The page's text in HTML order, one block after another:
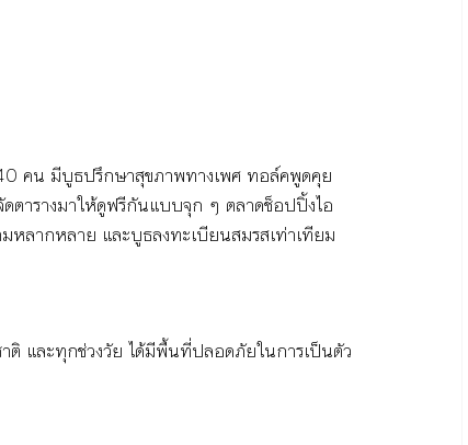
คน มีบูธปรึกษาสุขภาพทางเพศ ทอล์คพูดคุย
ตารางมาให้ดูฟรีกันแบบจุก ๆ ตลาดช็อปปิ้งไอ
หลากหลาย และบูธลงทะเบียนสมรสเท่าเทียม
และทุกช่วงวัย ได้มีพื้นที่ปลอดภัยในการเป็นตัว